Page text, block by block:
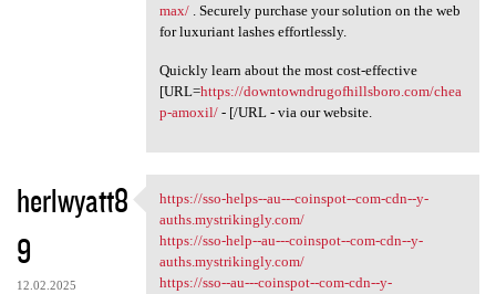
max/. Securely purchase your solution on the web
for luxuriant lashes effortlessly.
Quickly learn about the most cost-effective
[URL=https://downtowndrugofhillsboro.com/chea
p-amoxil/- [/URL - via our website.
herlwyatt8
9
12.02.2025
https://sso-helps--au--
https://sso-helps--au---coinspot--com-cdn--y-
auths.mystrikingly.com/
https://sso-help--au---coinspot--com-cdn--y-
auths.mystrikingly.com/
https://sso--au---coinspot--com-cdn--y-